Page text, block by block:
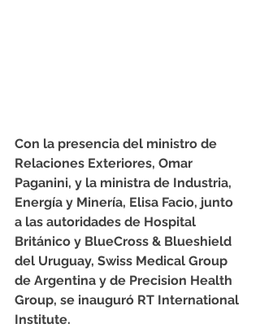
Con la presencia del ministro de
Relaciones Exteriores, Omar
Paganini, y la ministra de Industria,
Energía y Minería, Elisa Facio, junto
a las autoridades de Hospital
Británico y BlueCross & Blueshield
del Uruguay, Swiss Medical Group
de Argentina y de Precision Health
Group, se inauguró RT International
Institute.